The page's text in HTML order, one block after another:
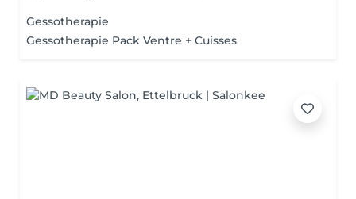
Gessotherapie
Gessotherapie Pack Ventre + Cuisses